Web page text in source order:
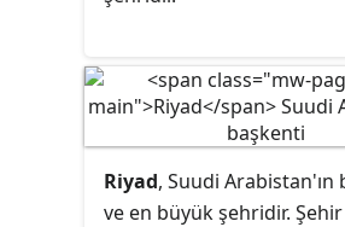
Riyad, Suudi Arabistan'ın
ve en büyük şehridir. Şehir